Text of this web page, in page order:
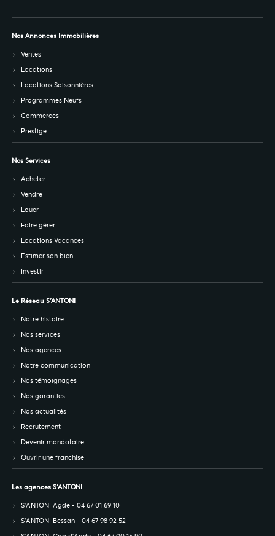
Nos Annonces Immobilières
Ventes
Locations
Locations Saisonnières
Programmes Neufs
Commerces
Prestige
Nos Services
Acheter
Vendre
Louer
Faire gérer
Locations Vacances
Estimer son bien
Investir
Le Réseau S’ANTONI
Notre histoire
Nos services
Nos agences
Notre communication
Nos témoignages
Nos garanties
Nos actualités
Recrutement
Devenir mandataire
Ouvrir une franchise
Les agences S’ANTONI
S’ANTONI Agde - 04 67 01 69 10
S’ANTONI Bessan - 04 67 98 92 52